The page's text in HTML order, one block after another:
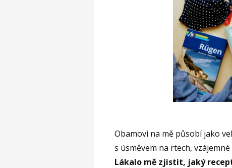
Obamovi na mě působí jako
s úsměvem na rtech,
Lákalo mě zjistit, jaký